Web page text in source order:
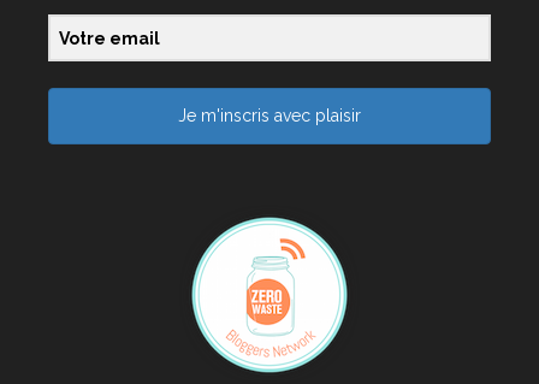
Je m'inscris avec plaisir